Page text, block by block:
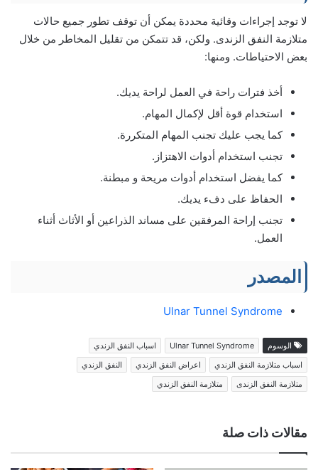
لا توجد إجراءات وقائية محددة يمكن أن توقف تطور جميع حالات
متلازمة النفق الزندى. ولكن، قد تتمكن من تقليل المخاطر من خلال
بعض الاحتياطات. ومنها:
أخذ فترات راحة في العمل لراحة يديك.
استخدام قوة أقل لإكمال المهام.
كما يجب عليك تجنب المهام المتكررة.
تجنب استخدام أدوات الاهتزاز.
كما يفضل استخدام أدوات مريحة و مبطنة.
الحفاظ على دفء يديك.
تجنب إراحة المرفقين على مساند الذراعين أو الأثاث أثناء
العمل.
المصدر
Ulnar Tunnel Syndrome
الوسوم Ulnar Tunnel Syndrome
اسباب النفق الزندي
اسباب متلازمة النفق الزندي
اعراض النفق الزندي
النفق الزندي
متلازمة النفق الزندى
متلازمة النفق الزندي
مقالات ذات صلة